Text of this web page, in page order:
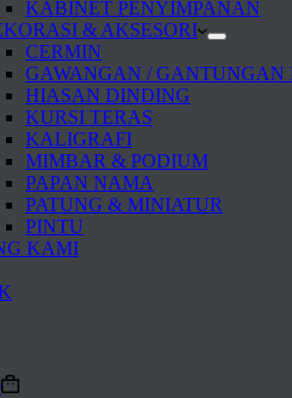
KABINET PENYIMPANAN
& AKSESORI
CERMIN
GAWANGAN / GANTUNGAN
HIASAN DINDING
KURSI TERAS
KALIGRAFI
MIMBAR & PODIUM
PAPAN NAMA
PATUNG & MINIATUR
PINTU
KAMI